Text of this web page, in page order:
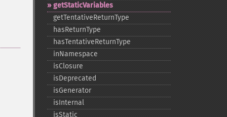
getStaticVariables
getTentativeReturnType
hasReturnType
hasTentativeReturnType
inNamespace
isClosure
isDeprecated
isGenerator
isInternal
isStatic